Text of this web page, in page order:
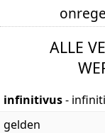
ALLE
infinitivus-
gelden